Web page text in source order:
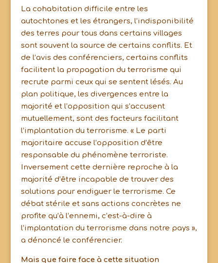
La cohabitation difficile entre les
autochtones et les étrangers, l’indisponibilité
des terres pour tous dans certains villages
sont souvent la source de certains conflits. Et
de l’avis des conférenciers, certains conflits
facilitent la propagation du terrorisme qui
recrute parmi ceux qui se sentent lésés. Au
plan politique, les divergences entre la
majorité et l’opposition qui s’accusent
mutuellement, sont des facteurs facilitant
l’implantation du terrorisme. « Le parti
majoritaire accuse l’opposition d’être
responsable du phénomène terroriste.
Inversement cette dernière reproche à la
majorité d’être incapable de trouver des
solutions pour endiguer le terrorisme. Ce
débat stérile et sans actions concrètes ne
profite qu’à l’ennemi, c’est-à-dire à
l’implantation du terrorisme dans notre pays »,
a dénoncé le conférencier.
Mais que faire face à cette situation